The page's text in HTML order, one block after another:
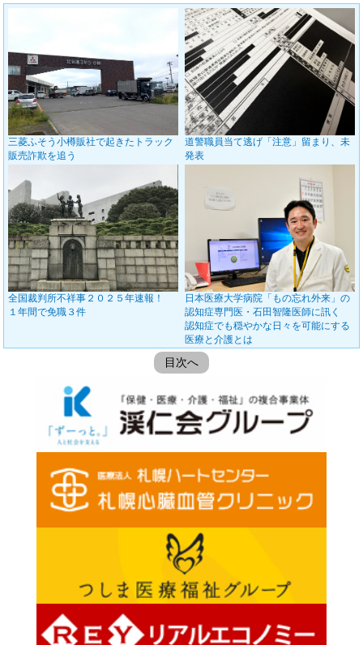
三菱ふそう小樽販社で起きたトラック
販売詐欺を追う
道警職員当て逃げ「注意」留まり、未
発表
全国裁判所不祥事２０２５年速報！
１年間で免職３件
日本医療大学病院「もの忘れ外来」の
認知症専門医・石田智隆医師に訊く
認知症でも穏やかな日々を可能にする
医療と介護とは
目次へ